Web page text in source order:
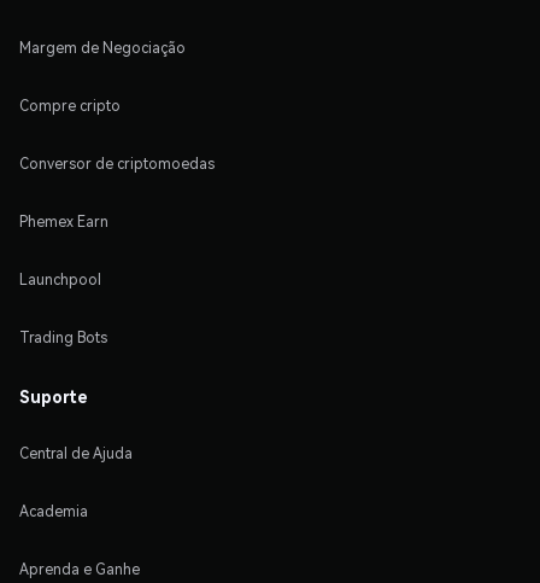
Margem de Negociação
Compre cripto
Conversor de criptomoedas
Phemex Earn
Launchpool
Trading Bots
Suporte
Central de Ajuda
Academia
Aprenda e Ganhe